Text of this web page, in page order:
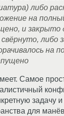
либо
на
и закрыто
либо
на
Самое
задачу
для